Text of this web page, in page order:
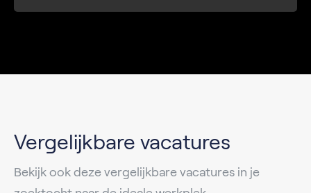
Vergelijkbare vacatures
Bekijk ook deze vergelijkbare vacatures in je